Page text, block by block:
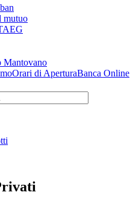
mutuo
Orari di AperturaBanca Online